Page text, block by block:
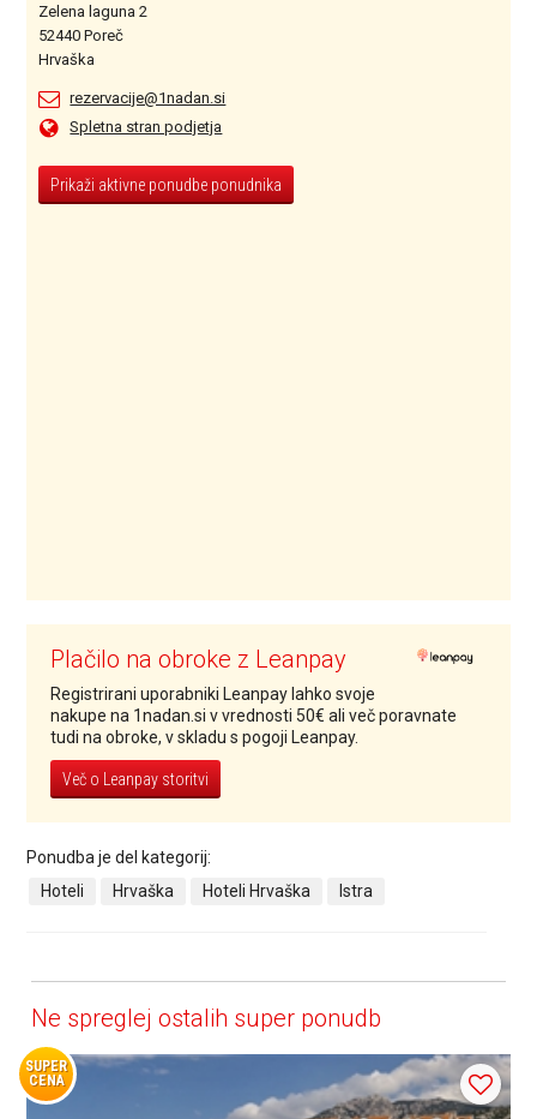
Zelena laguna 2
52440 Poreč
Hrvaška
rezervacije@1nadan.si
Spletna stran podjetja
Prikaži aktivne ponudbe ponudnika
Plačilo na obroke z Leanpay
Registrirani uporabniki Leanpay lahko svoje
nakupe na 1nadan.si v vrednosti 50€ ali več poravnate
tudi na obroke, v skladu s pogoji Leanpay.
Več o Leanpay storitvi
Ponudba je del kategorij:
Hoteli
Hrvaška Hoteli Hrvaška Istra
Ne spreglej ostalih super ponudb
SUPER
CENA